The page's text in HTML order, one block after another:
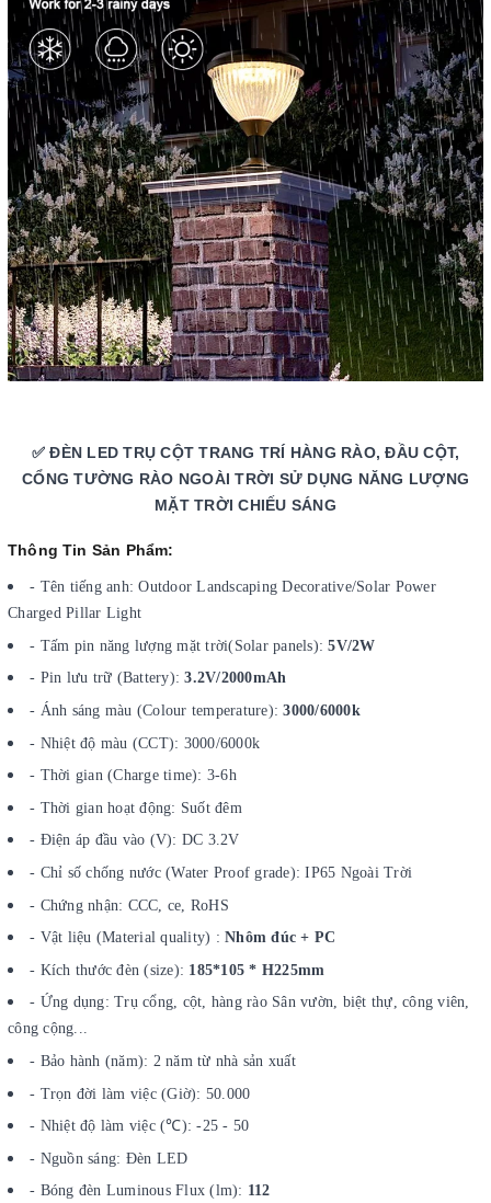
✅ ĐÈN LED TRỤ CỘT TRANG TRÍ HÀNG RÀO, ĐẦU CỘT,
CỔNG TƯỜNG RÀO NGOÀI TRỜI SỬ DỤNG NĂNG LƯỢNG
MẶT TRỜI CHIẾU SÁNG
Thông Tin Sản Phẩm:
- Tên tiếng anh: Outdoor Landscaping Decorative/Solar Power
Charged Pillar Light
- Tấm pin năng lượng mặt trời(Solar panels):5V/2W
- Pin lưu trữ (Battery): 3.2V/2000mAh
- Ánh sáng màu (Colour temperature):3000/6000k
- Nhiệt độ màu (CCT): 3000/6000k
- Thời gian (Charge time): 3-6h
- Thời gian hoạt động: Suốt đêm
- Điện áp đầu vào (V): DC 3.2V
- Chỉ số chống nước (Water Proof grade): IP65 Ngoài Trời
- Chứng nhận: CCC, ce, RoHS
- Vật liệu (Material quality) : Nhôm đúc + PC
- Kích thước đèn (size): 185*105 * H225mm
- Ứng dụng: Trụ cổng, cột, hàng rào Sân vườn, biệt thự, công viên,
công cộng...
- Bảo hành (năm): 2 năm từ nhà sản xuất
- Trọn đời làm việc (Giờ): 50.000
- Nhiệt độ làm việc (℃): -25 - 50
- Nguồn sáng: Đèn LED
- Bóng đèn Luminous Flux (lm): 112